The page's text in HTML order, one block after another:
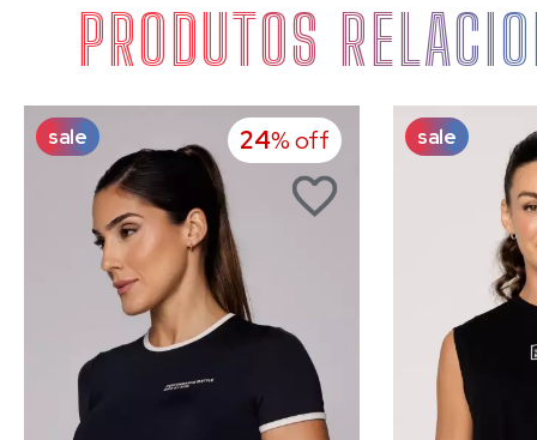
PRODUTOS
sale 24% off sale